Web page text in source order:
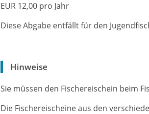
EUR 12,00 pro Jahr
Diese Abgabe entfällt für den
Hinweise
Sie müssen den Fischereischein beim
Die Fischereischeine aus den